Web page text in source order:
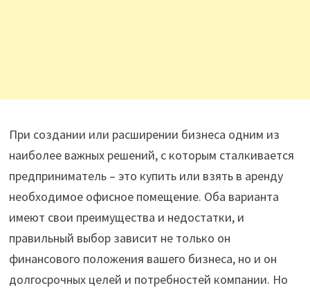
При создании или расширении бизнеса одним из
наиболее важных решений, с которым сталкивается
предприниматель – это купить или взять в аренду
необходимое офисное помещение. Оба варианта
имеют свои преимущества и недостатки, и
правильный выбор зависит не только он
финансового положения вашего бизнеса, но и он
долгосрочных целей и потребностей компании. Но